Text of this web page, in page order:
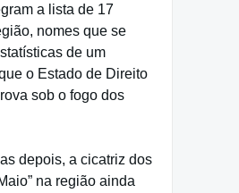
a lista de 17
nomes que se
de um
o Estado de Direito
sob o fogo dos
depois, a cicatriz dos
na região ainda